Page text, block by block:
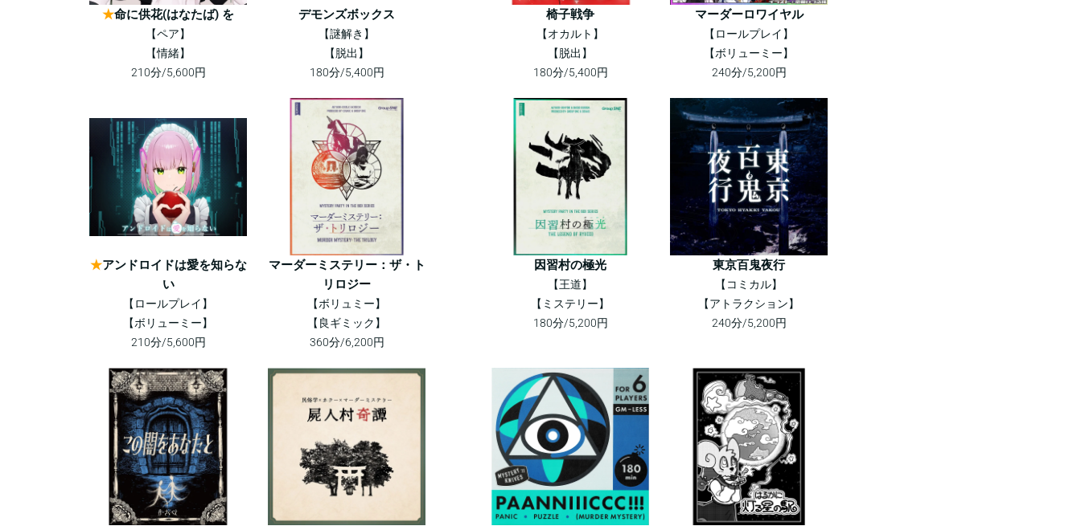
★命に供花(はなたば) を
【ペア】
【情緒】
210分/5,600円
デモンズボックス
【謎解き】
【脱出】
180分/5,400円
椅子戦争
【オカルト】
【脱出】
180分/5,400円
マーダーロワイヤル
【ロールプレイ】
【ボリューミー】
240分/5,200円
★アンドロイドは愛を知らな
い
【ロールプレイ】
【ボリューミー】
210分/5,600円
マーダーミステリー：ザ・ト
リロジー
【ボリュミー】
【良ギミック】
360分/6,200円
因習村の極光
【王道】
【ミステリー】
180分/5,200円
東京百鬼夜行
【コミカル】
【アトラクション】
240分/5,200円